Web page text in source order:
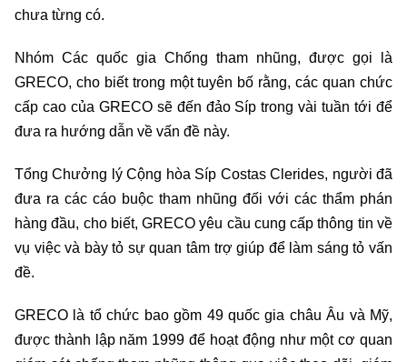
chưa từng có.
Nhóm Các quốc gia Chống tham nhũng, được gọi là
GRECO, cho biết trong một tuyên bố rằng, các quan chức
cấp cao của GRECO sẽ đến đảo Síp trong vài tuần tới để
đưa ra hướng dẫn về vấn đề này.
Tổng Chưởng lý Cộng hòa Síp Costas Clerides, người đã
đưa ra các cáo buộc tham nhũng đối với các thẩm phán
hàng đầu, cho biết, GRECO yêu cầu cung cấp thông tin về
vụ việc và bày tỏ sự quan tâm trợ giúp để làm sáng tỏ vấn
đề.
GRECO là tổ chức bao gồm 49 quốc gia châu Âu và Mỹ,
được thành lập năm 1999 để hoạt động như một cơ quan